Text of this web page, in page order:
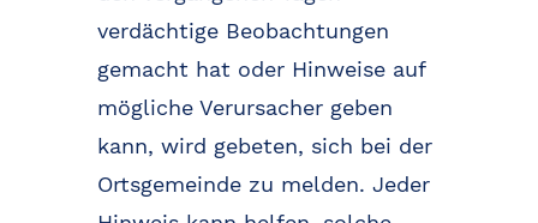
verdächtige Beobachtungen
gemacht hat oder Hinweise auf
mögliche Verursacher geben
kann, wird gebeten, sich bei der
Ortsgemeinde zu melden. Jeder